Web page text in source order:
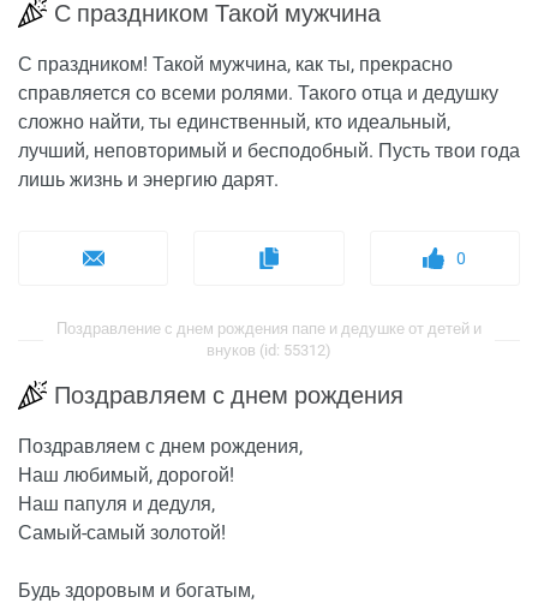
С праздником Такой мужчина
С праздником! Такой мужчина, как ты, прекрасно
справляется со всеми ролями. Такого отца и дедушку
сложно найти, ты единственный, кто идеальный,
лучший, неповторимый и бесподобный. Пусть твои года
лишь жизнь и энергию дарят.
0
Поздравление с днем рождения папе и дедушке от детей и
внуков (id: 55312)
Поздравляем с днем рождения
Поздравляем с днем рождения,
Наш любимый, дорогой!
Наш папуля и дедуля,
Самый-самый золотой!
Будь здоровым и богатым,